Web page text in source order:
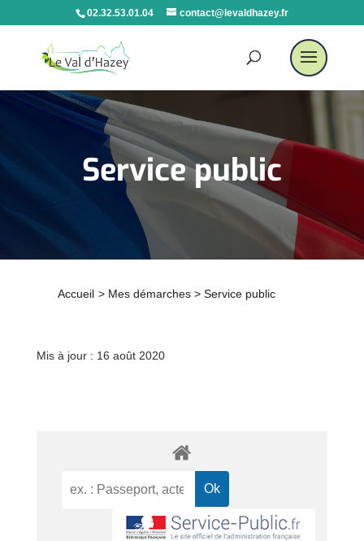
02.32.53.01.04 contact@levaldhazey.fr
Service public
Accueil > Mes démarches > Service public
Mis à jour : 16 août 2020